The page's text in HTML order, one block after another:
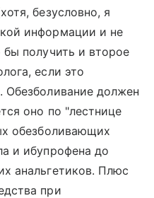
безусловно, я
информации и не
получить и второе
если это
должен
оно по "лестнице
обезболивающих
и ибупрофена до
анальгетиков. Плюс
при